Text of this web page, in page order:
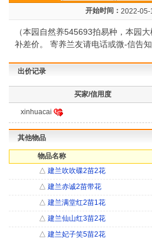
开始时间： 2022-05-
（本园自然养545693拍易种，本园
补差价。 寄养兰友请电话或微-信告
出价记录
买家/信用度
xinhuacai
其他物品
物品名称
△ 建兰吹吹碟2苗2花
△ 建兰赤诚2苗带花
△ 建兰满堂红2苗1花
△ 建兰仙山红3苗2花
△ 建兰妃子笑5苗2花